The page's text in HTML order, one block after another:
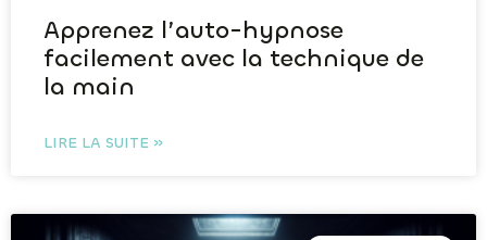
Apprenez l’auto-hypnose
facilement avec la technique de
la main
LIRE LA SUITE »